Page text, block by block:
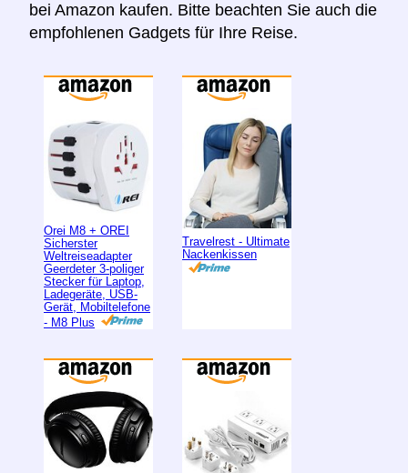
bei Amazon kaufen. Bitte beachten Sie auch die
empfohlenen Gadgets für Ihre Reise.
Orei M8 + OREI
Sicherster
Weltreiseadapter
Geerdeter 3-poliger
Stecker für Laptop,
Ladegeräte, USB-
Gerät, Mobiltelefone
- M8 Plus
Travelrest - Ultimate
Nackenkissen